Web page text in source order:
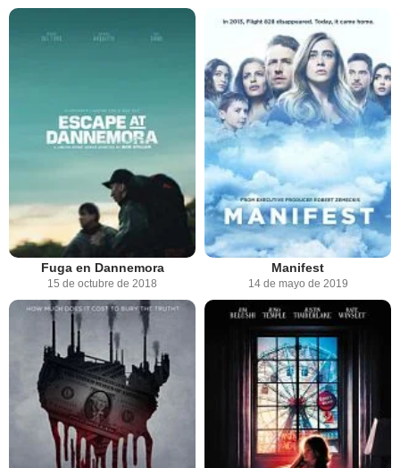
Fuga en Dannemora
15 de octubre de 2018
Manifest
14 de mayo de 2019